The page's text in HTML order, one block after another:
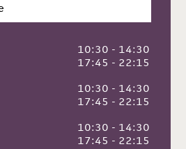
10:30 - 14:30
17:45 - 22:15
10:30 - 14:30
17:45 - 22:15
10:30 - 14:30
17:45 - 22:15